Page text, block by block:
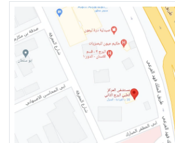
ضعف نظر في العين اليسرى